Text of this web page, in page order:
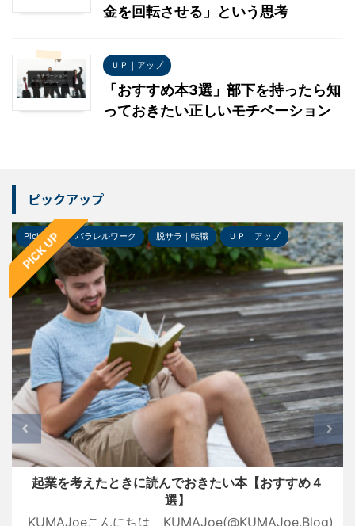
金を回転させる」という思考
ＵＰ｜アップ
「おすすめ本3選」部下を持ったら知
っておきたい正しいモチベーション
ピックアップ
PICK UP
Pick-up パラレルワーク 脱サラ｜転職 ＵＰ｜アップ
起業を考えたときに読んでおきたい本【おすすめ４
選】
KUMAJoeこんにちは KUMAJoe(@KUMAJoe.Blog)